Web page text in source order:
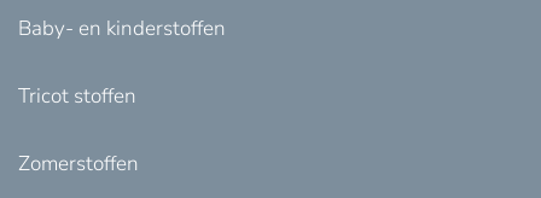
Baby- en kinderstoffen
Tricot stoffen
Zomerstoffen